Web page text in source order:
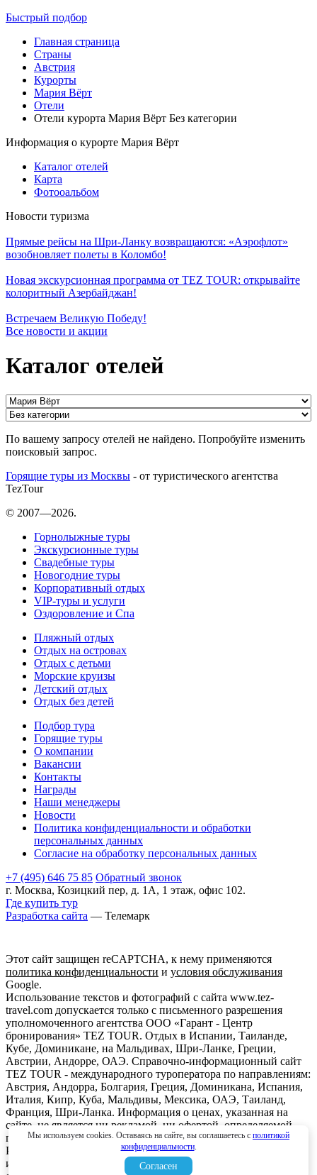
Быстрый подбор
Главная страница
Cтраны
Австрия
Курорты
Мария Вёрт
Отели
Отели курорта Мария Вёрт Без категории
Информация о курорте Мария Вёрт
Каталог отелей
Карта
Фотооальбом
Новости туризма
Прямые рейсы на Шри-Ланку возвращаются: «Аэрофлот»
возобновляет полеты в Коломбо!
Новая экскурсионная программа от TEZ TOUR: открывайте
колоритный Азербайджан!
Встречаем Великую Победу!
Все новости и акции
Каталог отелей
По вашему запросу отелей не найдено. Попробуйте изменить
поисковый запрос.
Горящие туры из Москвы - от туристического агентства
TezTour
© 2007—2026.
Горнолыжные туры
Экскурсионные туры
Свадебные туры
Новогодние туры
Корпоративный отдых
VIP-туры и услуги
Оздоровление и Спа
Пляжный отдых
Отдых на островах
Отдых с детьми
Морские круизы
Детский отдых
Отдых без детей
Подбор тура
Горящие туры
О компании
Вакансии
Контакты
Награды
Наши менеджеры
Новости
Политика конфиденциальности и обработки
персональных данных
Согласие на обработку персональных данных
+7 (495) 646 75 85 Обратный звонок
г. Москва, Козицкий пер, д. 1А, 1 этаж, офис 102.
Где купить тур
Разработка сайта — Телемарк
Этот сайт защищен reCAPTCHA, к нему применяются
политика конфиденциальности и условия обслуживания
Google.
Использование текстов и фотографий с сайта www.tez-
travel.com допускается только с письменного разрешения
уполномоченного агентства ООО «Гарант - Центр
бронирования» TEZ TOUR. Отдых в Испании, Таиланде,
Кубе, Доминикане, на Мальдивах, Шри-Ланке, Греции,
Австрии, Андорре, ОАЭ. Справочно-информационный сайт
TEZ TOUR - международного туроператора по направлениям:
Австрия, Андорра, Болгария, Греция, Доминикана, Испания,
Италия, Кипр, Куба, Мальдивы, Мексика, ОАЭ, Таиланд,
Франция, Шри-Ланка. Информация о ценах, указанная на
сайте, не является ни рекламой, ни офертой. определяемой
положениями Статьи 437 (2) Гражданского кодекса
Российской Федерации. Для получения подробной
информации о наличии и стоимости, пожалуйста,
Мы используем cookies. Оставаясь на сайте, вы соглашаетесь с политикой
конфиденциальности.
Согласен